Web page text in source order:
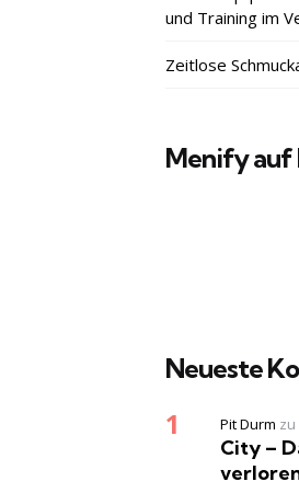
und Training im
Zeitlose
Menify auf
Neueste
Pit Durm zu
City –